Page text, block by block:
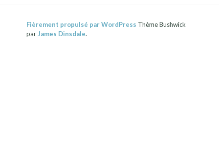
Fièrement propulsé par WordPress Thème Bushwick
par James Dinsdale.